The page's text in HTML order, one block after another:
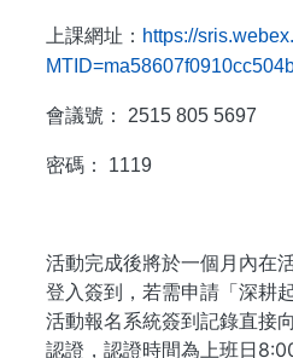
上課網址： https://
會議號： 2515 805 5697
密碼： 1119
活動完成後將於一個月內在
登入簽到，若需申請「深耕
活動報名系統簽到記錄直接
認證，認證時間為上班日